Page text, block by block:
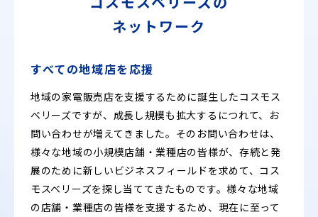
ネットワーク
すべての地域店を応援
地域の家電販売店を支援するために誕生したコスモス
ベリーズですが、成長し規模も拡大するにつれて、お
問い合わせが増えてきました。そのお問い合わせは、
様々な地域の小規模店舗・業種店の皆様が、存続と発
展のために新しいビジネスフィールドを求めて、コス
モスベリーズを探し当ててきたものです。様々な地域
の店舗・業種店の皆様を支援するため、現在に至って